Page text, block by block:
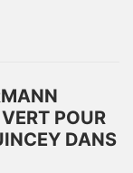
POUR
DANS